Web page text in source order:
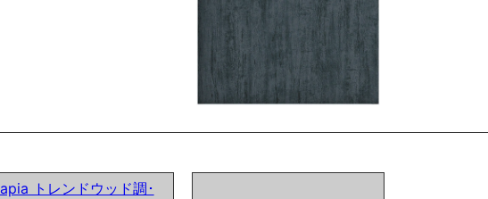
トレンドウッド調･